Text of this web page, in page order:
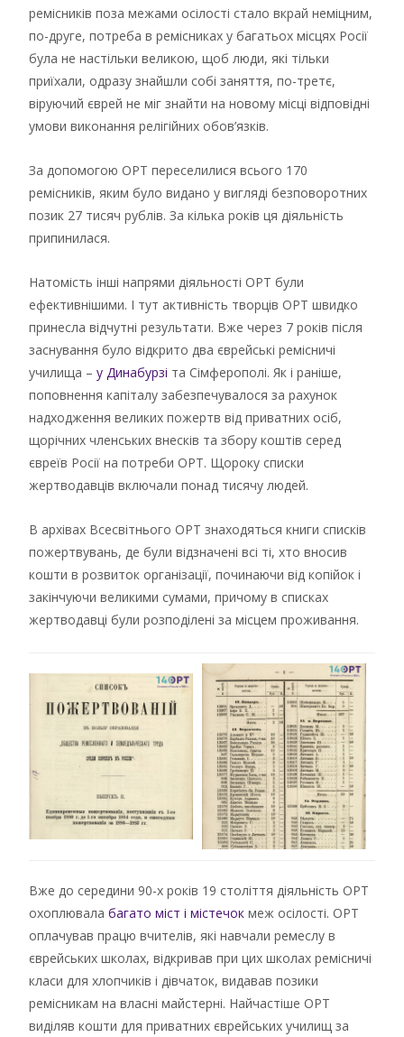
ремісників поза межами осілості стало вкрай неміцним,
по-друге, потреба в ремісниках у багатьох місцях Росії
була не настільки великою, щоб люди, які тільки
приїхали, одразу знайшли собі заняття, по-третє,
віруючий єврей не міг знайти на новому місці відповідні
умови виконання релігійних обов’язків.
За допомогою ОРТ переселилися всього 170
ремісників, яким було видано у вигляді безповоротних
позик 27 тисяч рублів. За кілька років ця діяльність
припинилася.
Натомість інші напрями діяльності ОРТ були
ефективнішими. І тут активність творців ОРТ швидко
принесла відчутні результати. Вже через 7 років після
заснування було відкрито два єврейські ремісничі
училища – у Динабурзі та Сімферополі. Як і раніше,
поповнення капіталу забезпечувалося за рахунок
надходження великих пожертв від приватних осіб,
щорічних членських внесків та збору коштів серед
євреїв Росії на потреби ОРТ. Щороку списки
жертводавців включали понад тисячу людей.
В архівах Всесвітнього ОРТ знаходяться книги списків
пожертвувань, де були відзначені всі ті, хто вносив
кошти в розвиток організації, починаючи від копійок і
закінчуючи великими сумами, причому в списках
жертводавці були розподілені за місцем проживання.
Вже до середини 90-х років 19 століття діяльність ОРТ
охоплювала багато міст і містечок меж осілості. ОРТ
оплачував працю вчителів, які навчали ремеслу в
єврейських школах, відкривав при цих школах ремісничі
класи для хлопчиків і дівчаток, видавав позики
ремісникам на власні майстерні. Найчастіше ОРТ
виділяв кошти для приватних єврейських училищ за